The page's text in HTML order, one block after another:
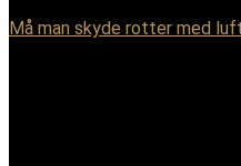
Må man skyde rotter med